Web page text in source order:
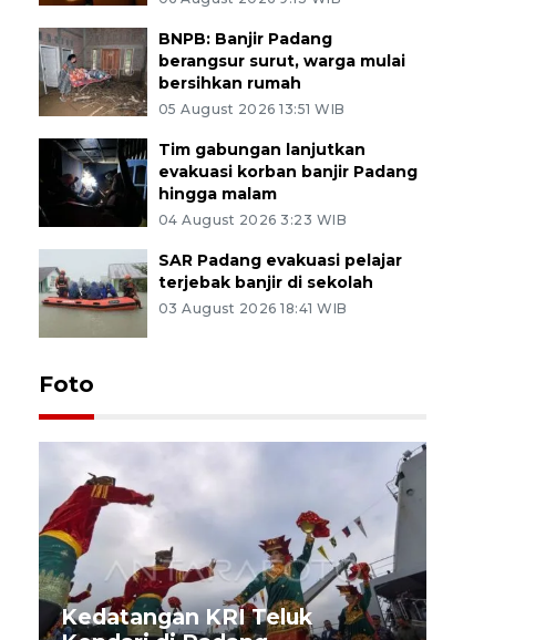
BNPB: Banjir Padang
berangsur surut, warga mulai
bersihkan rumah
05 August 2026 13:51 WIB
Tim gabungan lanjutkan
evakuasi korban banjir Padang
hingga malam
04 August 2026 3:23 WIB
SAR Padang evakuasi pelajar
terjebak banjir di sekolah
03 August 2026 18:41 WIB
Foto
Kedatangan KRI Teluk